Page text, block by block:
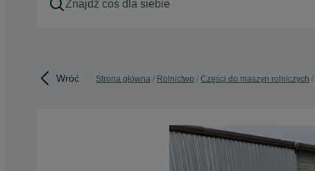
Wróć Strona główna Rolnictwo Części do maszyn rolniczych